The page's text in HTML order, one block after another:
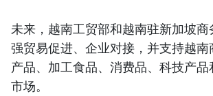
未来，越南工贸部和越南驻新加坡
强贸易促进、企业对接，并支持越
产品、加工食品、消费品、科技产
市场。